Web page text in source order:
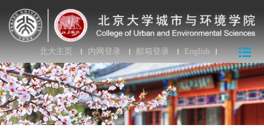
北大主页 内网登录 邮箱登录 English